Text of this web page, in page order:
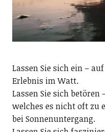
Lassen Sie sich ein –
Erlebnis im Watt.
Lassen Sie sich
welches es nicht oft zu
bei Sonnenuntergang.